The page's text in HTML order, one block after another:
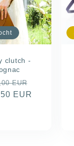
clutch -
EUR
EUR